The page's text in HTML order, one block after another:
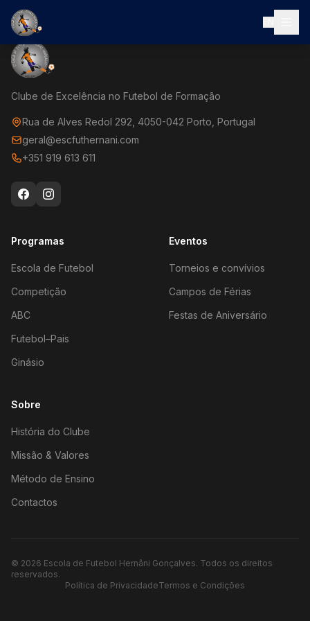
Clube de Excelência no Futebol de Formação
Rua de Alves Redol 292, 4050-042 Porto, Portugal
geral@escfuthernani.com
+351 919 613 611
Programas
Escola de Futebol
Competição
ABC
Futebol–Pais
Ginásio
Eventos
Torneios e convívios
Campos de Férias
Festas de Aniversário
Sobre
História do Clube
Missão & Valores
Método de Ensino
Contactos
© 2026 Escola de Futebol Hernâni Gonçalves. Todos os direitos
reservados.
Política de PrivacidadeTermos e Condições